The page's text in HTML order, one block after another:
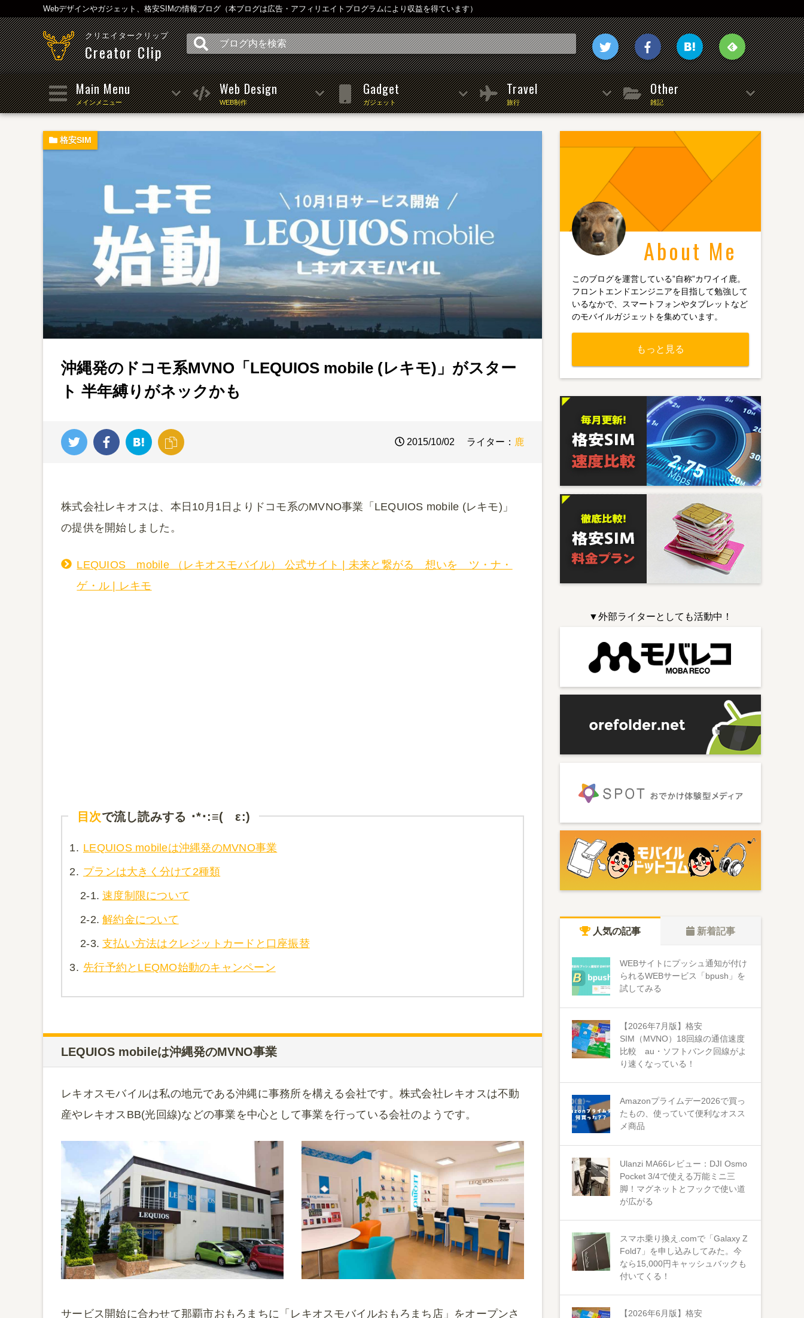
Webデザインやガジェット、格安SIMの情報ブログ（本ブログは広告・アフィリエイトプログラムにより収益を得ています）
クリエイタークリップ
Creator Clip
Main Menu
メインメニュー
Web Design
WEB制作
Gadget
ガジェット
Travel
旅行
Other
雑記
格安SIM
沖縄発のドコモ系MVNO「LEQUIOS mobile (レキモ)」がスター
ト 半年縛りがネックかも
2015/10/02 ライター： 鹿
株式会社レキオスは、本日10月1日よりドコモ系のMVNO事業「LEQUIOS mobile (レキモ)」
の提供を開始しました。
LEQUIOS mobile （レキオスモバイル） 公式サイト | 未来と繋がる 想いを ツ・ナ・
ゲ・ル | レキモ
目次で流し読みする ･*･:≡( ε:)
1. LEQUIOS mobileは沖縄発のMVNO事業
2. プランは大きく分けて2種類
2-1. 速度制限について
2-2. 解約金について
2-3. 支払い方法はクレジットカードと口座振替
3. 先行予約とLEQMO始動のキャンペーン
LEQUIOS mobileは沖縄発のMVNO事業
レキオスモバイルは私の地元である沖縄に事務所を構える会社です。株式会社レキオスは不動
産やレキオスBB(光回線)などの事業を中心として事業を行っている会社のようです。
サービス開始に合わせて那覇市おもろまちに「レキオスモバイルおもろまち店」をオープンさ
About Me
このブログを運営している”自称”カワイイ鹿。
フロントエンドエンジニアを目指して勉強して
いるなかで、スマートフォンやタブレットなど
のモバイルガジェットを集めています。
もっと見る
▼外部ライターとしても活動中！
人気の記事 新着記事
WEBサイトにプッシュ通知が付け
られるWEBサービス「bpush」を
試してみる
【2026年7月版】格安
SIM（MVNO）18回線の通信速度
比較 au・ソフトバンク回線がよ
り速くなっている！
Amazonプライムデー2026で買っ
たもの、使っていて便利なオスス
メ商品
Ulanzi MA66レビュー：DJI Osmo
Pocket 3/4で使える万能ミニ三
脚！マグネットとフックで使い道
が広がる
スマホ乗り換え.comで「Galaxy Z
Fold7」を申し込みしてみた。今
なら15,000円キャッシュバックも
付いてくる！
【2026年6月版】格安